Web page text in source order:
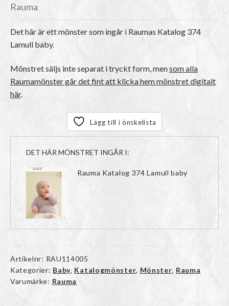
Rauma
Det här är ett mönster som ingår i Raumas Katalog 374
Lamull baby.
Mönstret säljs inte separat i tryckt form, mensom alla
Raumamönster går det fint att klicka hem mönstret digitalt
här.
Lägg till i önskelista
DET HÄR MÖNSTRET INGÅR I:
Rauma Katalog 374 Lamull baby
Artikelnr: RAU114005
Kategorier: Baby, Katalogmönster, Mönster, Rauma
Varumärke: Rauma